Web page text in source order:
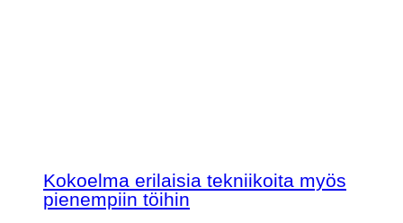
Kokoelma erilaisia tekniikoita myös
pienempiin töihin